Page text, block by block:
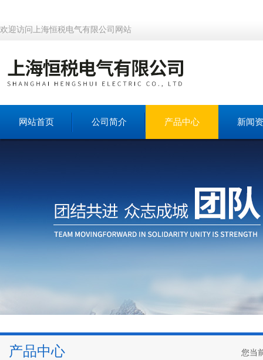
欢迎访问上海恒税电气有限公司网站
网站首页 公司简介 产品中心 新闻
产品中心 您当